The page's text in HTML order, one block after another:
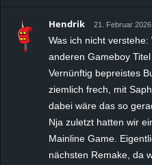
Hendrik 21. Februar
Was ich nicht
anderen Gameboy
Vernünftig bepreistes
ziemlich frech, mit
dabei wäre das so
Nja zuletzt hatten wir
Mainline Game.
nächsten Remake, da